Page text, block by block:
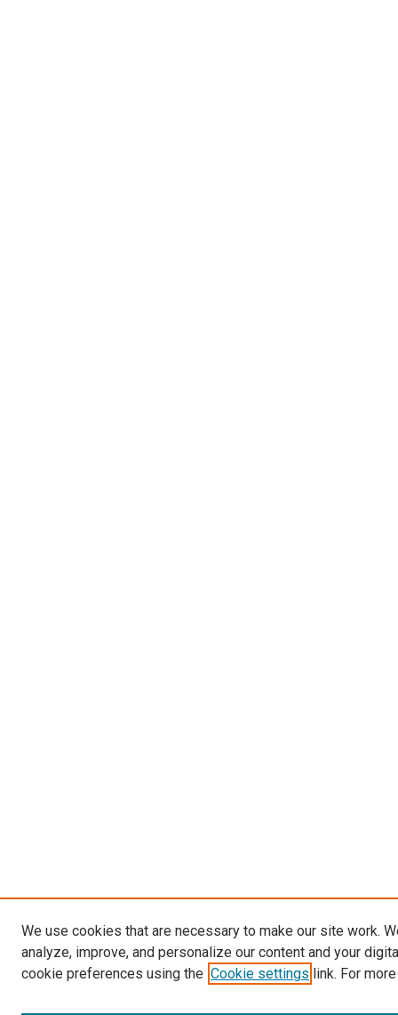
We use cookies that are necessary to make our site work.
analyze, improve, and personalize our content and your
cookie preferences using the Cookie settings link. For